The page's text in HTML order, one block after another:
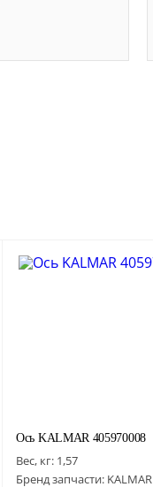
Ось KALMAR 405970008
Вес, кг: 1,57
Бренд запчасти: KALMAR